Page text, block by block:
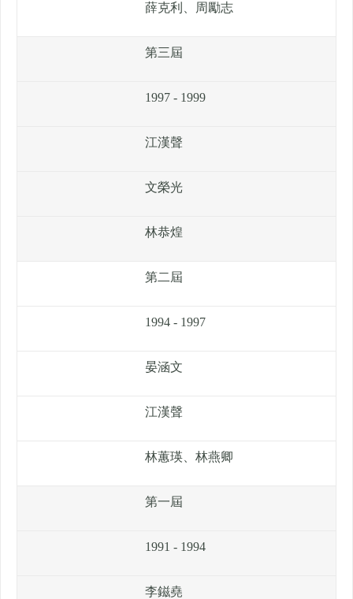
薛克利、周勵志
第三屆
1997 - 1999
江漢聲
文榮光
林恭煌
第二屆
1994 - 1997
晏涵文
江漢聲
林蕙瑛、林燕卿
第一屆
1991 - 1994
李鎡堯